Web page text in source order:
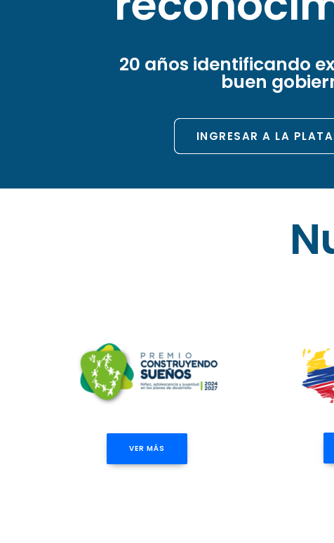
20 años identificando
buen
INGRESAR A LA
VER MÁS